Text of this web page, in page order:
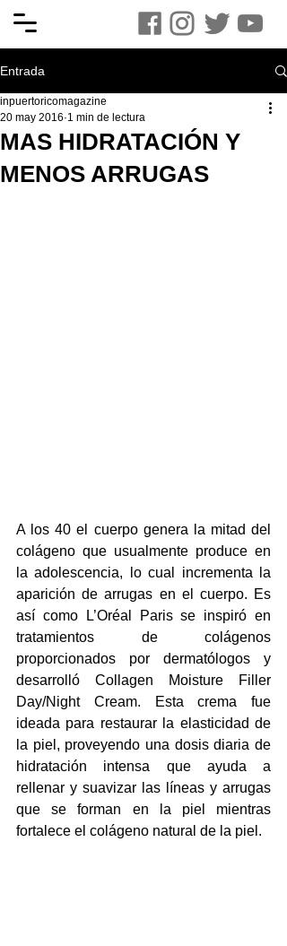
Entrada
MAS HIDRATACIÓN Y
MENOS ARRUGAS
inpuertoricomagazine
20 may 2016 1 min de lectura
A los 40 el cuerpo genera la mitad del
colágeno que usualmente produce en
la adolescencia, lo cual incrementa la
aparición de arrugas en el cuerpo. Es
así como L’Oréal Paris se inspiró en
tratamientos de colágenos
proporcionados por dermatólogos y
desarrolló Collagen Moisture Filler
Day/Night Cream. Esta crema fue
ideada para restaurar la elasticidad de
la piel, proveyendo una dosis diaria de
hidratación intensa que ayuda a
rellenar y suavizar las líneas y arrugas
que se forman en la piel mientras
fortalece el colágeno natural de la piel.